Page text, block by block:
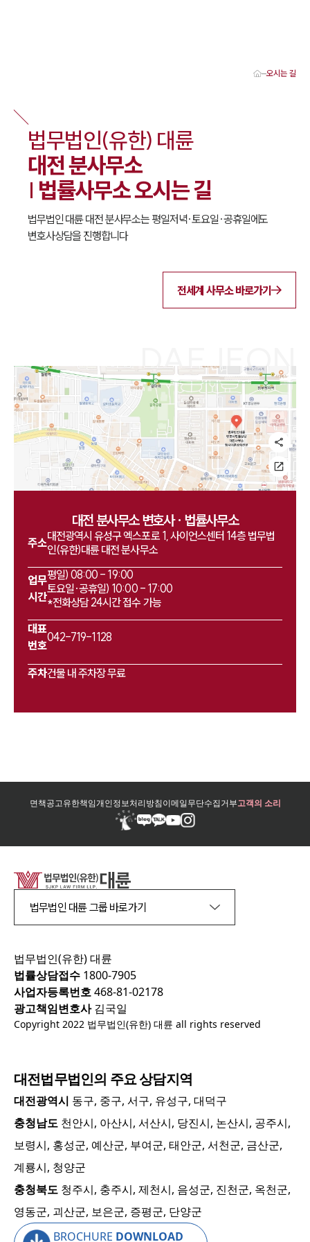
서울·대전변호사
대전형사전문변호사
대전이혼전문변호사
대전학교폭력변호사
대전부동산변호사
대전음주운전·교통사고변호사
대전변호사 업무분야
대전 분사무소 오시는 길
대전변호사상담 상담접수
오시는 길
법무법인(유한) 대륜
대전 분사무소
| 법률사무소 오시는 길
법무법인 대륜 대전 분사무소는 평일저녁·토요일·공휴일에도
변호사상담을 진행합니다
전세계 사무소 바로가기
DAEJEON
대전 분사무소 변호사 · 법률사무소
주소대전광역시 유성구 엑스포로 1, 사이언스센터 14층 법무법
인(유한)대륜 대전 분사무소
업무
시간
평일) 08:00 - 19:00
토요일·공휴일) 10:00 - 17:00
*전화상담 24시간 접수 가능
대표
번호
042-719-1128
주차건물 내 주차장 무료
면책공고유한책임개인정보처리방침이메일무단수집거부고객의 소리
법무법인 대륜 그룹 바로가기
법무법인(유한) 대륜
법률상담접수 1800-7905
사업자등록번호468-81-02178
광고책임변호사김국일
Copyright 2022 법무법인(유한) 대륜 all rights reserved
대전법무법인의 주요 상담지역
대전광역시 동구, 중구, 서구, 유성구, 대덕구
충청남도 천안시, 아산시, 서산시, 당진시, 논산시, 공주시,
보령시, 홍성군, 예산군, 부여군, 태안군, 서천군, 금산군,
계룡시, 청양군
충청북도 청주시, 충주시, 제천시, 음성군, 진천군, 옥천군,
영동군, 괴산군, 보은군, 증평군, 단양군
BROCHURE DOWNLOAD